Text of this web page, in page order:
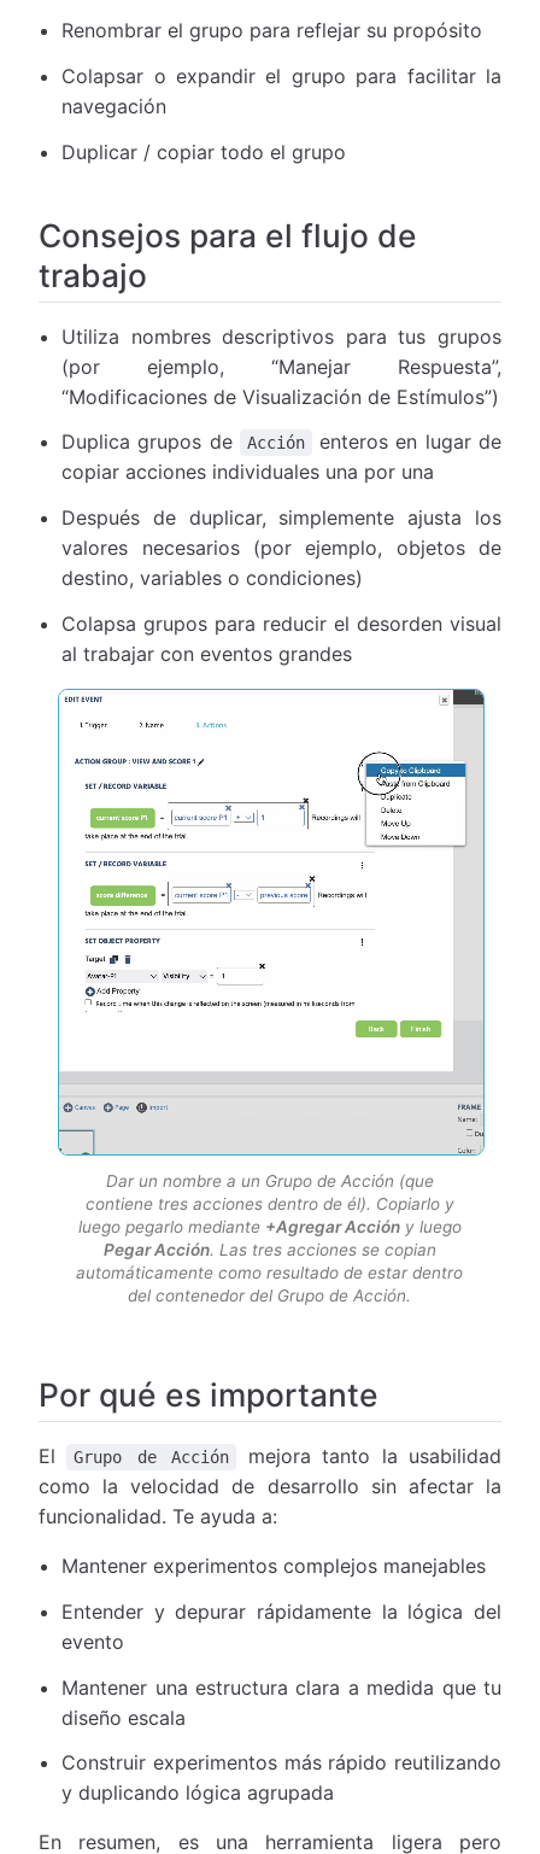
Renombrar el grupo para reflejar su propósito
Colapsar o expandir el grupo para facilitar la
navegación
Duplicar / copiar todo el grupo
Consejos para el flujo de
trabajo
Utiliza nombres descriptivos para tus grupos
(por ejemplo, “Manejar Respuesta”,
“Modificaciones de Visualización de Estímulos”)
Duplica grupos de
Acción
enteros en lugar de
copiar acciones individuales una por una
Después de duplicar, simplemente ajusta los
valores necesarios (por ejemplo, objetos de
destino, variables o condiciones)
Colapsa grupos para reducir el desorden visual
al trabajar con eventos grandes
Dar un nombre a un Grupo de Acción (que
contiene tres acciones dentro de él). Copiarlo y
luego pegarlo mediante +Agregar Accióny luego
Pegar Acción. Las tres acciones se copian
automáticamente como resultado de estar dentro
del contenedor del Grupo de Acción.
Por qué es importante
El Grupo de Acción
mejora tanto la usabilidad
como la velocidad de desarrollo sin afectar la
funcionalidad. Te ayuda a:
Mantener experimentos complejos manejables
Entender y depurar rápidamente la lógica del
evento
Mantener una estructura clara a medida que tu
diseño escala
Construir experimentos más rápido reutilizando
y duplicando lógica agrupada
En resumen, es una herramienta ligera pero